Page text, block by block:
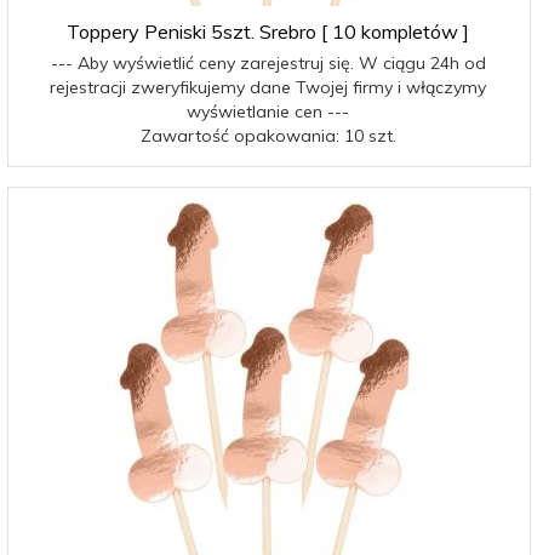
Toppery Peniski 5szt. Srebro [ 10 kompletów ]
--- Aby wyświetlić ceny zarejestruj się. W ciągu 24h od
rejestracji zweryfikujemy dane Twojej firmy i włączymy
wyświetlanie cen ---
Zawartość opakowania: 10 szt.